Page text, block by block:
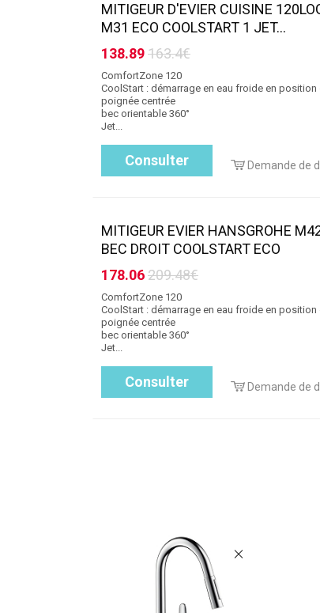
MITIGEUR D'EVIER CUISINE
M31 ECO COOLSTART 1 JET...
138.89163.4€
ComfortZone 120
CoolStart : démarrage en eau froide en position
poignée centrée
bec orientable 360°
Jet...
Consulter Demande de
MITIGEUR EVIER HANSGROHE
BEC DROIT COOLSTART ECO
178.06209.48€
ComfortZone 120
CoolStart : démarrage en eau froide en position
poignée centrée
bec orientable 360°
Jet...
Consulter Demande de